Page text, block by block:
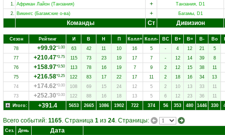
1. Африкан Лайон (Танзания) +
Танзания, D1
2. Викингс (Багамские о-ва) + Багамы, D1
Команды Ст Дивизион
Сезон Рейтинг И В Н П Колл+ Колл- ВC В+ В= В- Вo
78
+99.92*1.00 63 42 11 10 16 5 - 4 12 21
5
77
+210.47*0.75 115 73 23 19 17 7 - 12 14 39
8
76
+158.97*0.50 113 78 16 19 7 9 2 12 15 38
11
75
+216.58*0.25 122 83 17 22 17 11 2 18 16 34
13
74
+174.62*0.00 108 69 15 24 12 5 2 10 13 33
11
73
+252.30*0.00 122 88 16 18 13 5 6 12 23 36
11
Итого:
+391.4 5653 2665 1086 1902 722 374 56 353 480 1446 330
Всего событий: 1165. Страница 1 из 24. Страницы:
Сез. День Дата